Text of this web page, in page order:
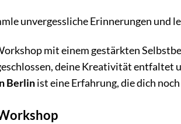
unvergessliche Erinnerungen und
mit einem gestärkten
deine Kreativität entfaltet
Berlinist eine Erfahrung, die dich